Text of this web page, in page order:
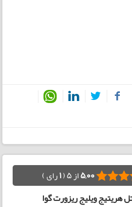
5,00از 5 ( 1رای )
هریتیج ویلیج ریزورت گوا